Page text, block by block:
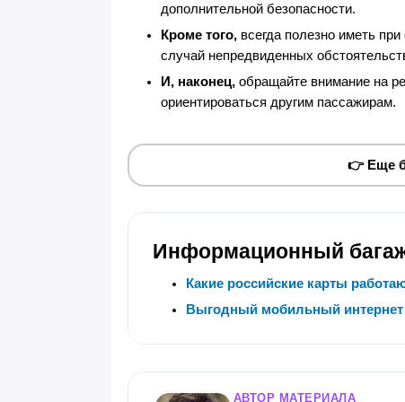
дополнительной безопасности.
Кроме того, всегда полезно иметь
случай непредвиденных
И, наконец, обращайте внимание на
ориентироваться другим пассажирам.
👉 Еще
Информационный
Какие российские карты
Выгодный мобильный интернет
АВТОР МАТЕРИАЛА